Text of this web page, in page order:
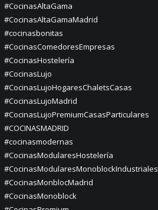
#CocinasAltaGama
#CocinasAltaGamaMadrid
#cocinasbonitas
#CocinasComedoresEmpresas
#CocinasHostelería
#CocinasLujo
#CocinasLujoHogaresChaletsCasas
#CocinasLujoMadrid
#CocinasLujoPremiumCasasParticulares
#COCINASMADRID
#cocinasmodernas
#CocinasModularesHostelería
#CocinasModularesMonoblockIndustriales
#CocinasMonblocMadrid
#CocinasMonoblock